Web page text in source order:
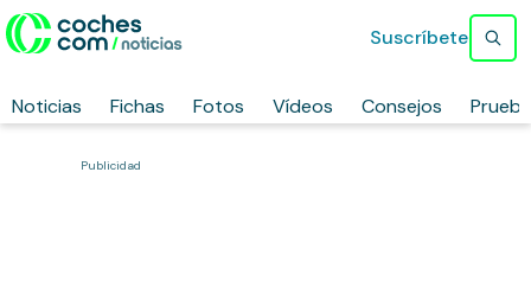
Noticias Fichas Fotos Vídeos Consejos
Suscríbete
Publicidad